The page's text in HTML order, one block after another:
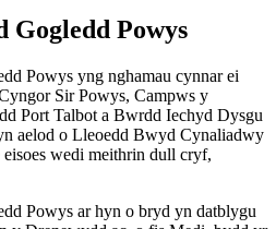
Gogledd Powys
Powys yng nghamau cynnar ei
Sir Powys, Campws y
Port Talbot a Bwrdd Iechyd Dysgu
aelod o Lleoedd Bwyd Cynaliadwy
wedi meithrin dull cryf,
Powys ar hyn o bryd yn datblygu